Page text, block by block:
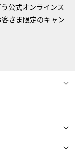
公式オンラインス
さま限定のキャン